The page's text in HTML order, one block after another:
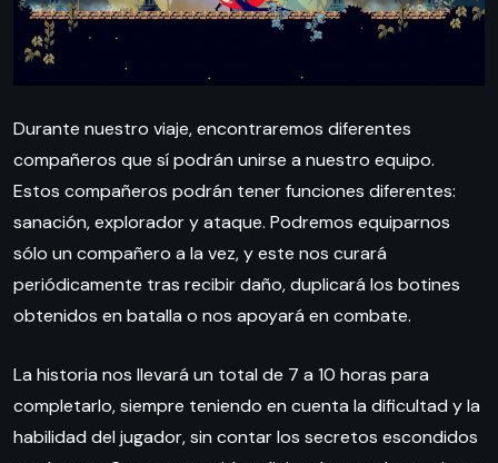
Durante nuestro viaje, encontraremos diferentes
compañeros que sí podrán unirse a nuestro equipo.
Estos compañeros podrán tener funciones diferentes:
sanación, explorador y ataque. Podremos equiparnos
sólo un compañero a la vez, y este nos curará
periódicamente tras recibir daño, duplicará los botines
obtenidos en batalla o nos apoyará en combate.
La historia nos llevará un total de 7 a 10 horas para
completarlo, siempre teniendo en cuenta la dificultad y la
habilidad del jugador, sin contar los secretos escondidos